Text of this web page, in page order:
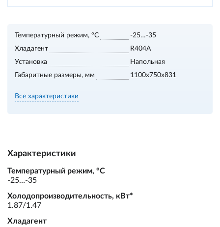
Температурный режим, °С
-25…-35
Хладагент
R404A
Установка
Напольная
Габаритные размеры, мм
1100х750х831
Все характеристики
Характеристики
Температурный режим, °С
-25…-35
Холодопроизводительность, кВт*
1.87/1.47
Хладагент